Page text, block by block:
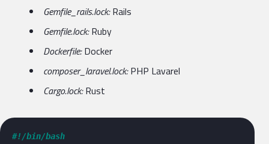
Gemfile_rails.lock:Rails
Gemfile.lock:Ruby
Dockerfile:Docker
composer_laravel.lock:PHP Lavarel
Cargo.lock:Rust
#!/bin/bash